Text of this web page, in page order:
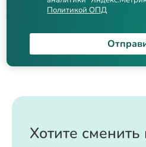
Политикой ОПД
Хотите